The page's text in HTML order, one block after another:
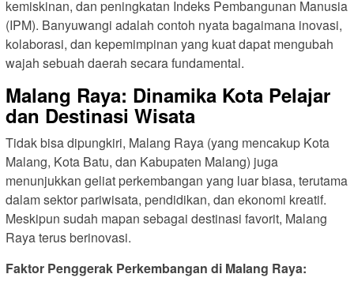
kemiskinan, dan peningkatan Indeks Pembangunan Manusia
(IPM). Banyuwangi adalah contoh nyata bagaimana inovasi,
kolaborasi, dan kepemimpinan yang kuat dapat mengubah
wajah sebuah daerah secara fundamental.
Malang Raya: Dinamika Kota Pelajar
dan Destinasi Wisata
Tidak bisa dipungkiri, Malang Raya (yang mencakup Kota
Malang, Kota Batu, dan Kabupaten Malang) juga
menunjukkan geliat perkembangan yang luar biasa, terutama
dalam sektor pariwisata, pendidikan, dan ekonomi kreatif.
Meskipun sudah mapan sebagai destinasi favorit, Malang
Raya terus berinovasi.
Faktor Penggerak Perkembangan di Malang Raya: